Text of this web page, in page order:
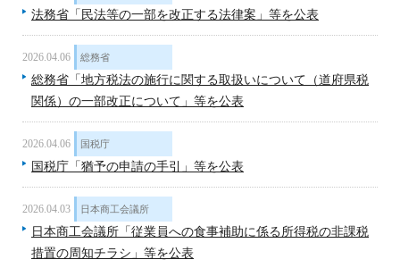
法務省「民法等の一部を改正する法律案」等を公表
2026.04.06 総務省
総務省「地方税法の施行に関する取扱いについて（道府県税
関係）の一部改正について」等を公表
2026.04.06 国税庁
国税庁「猶予の申請の手引」等を公表
2026.04.03 日本商工会議所
日本商工会議所「従業員への食事補助に係る所得税の非課税
措置の周知チラシ」等を公表